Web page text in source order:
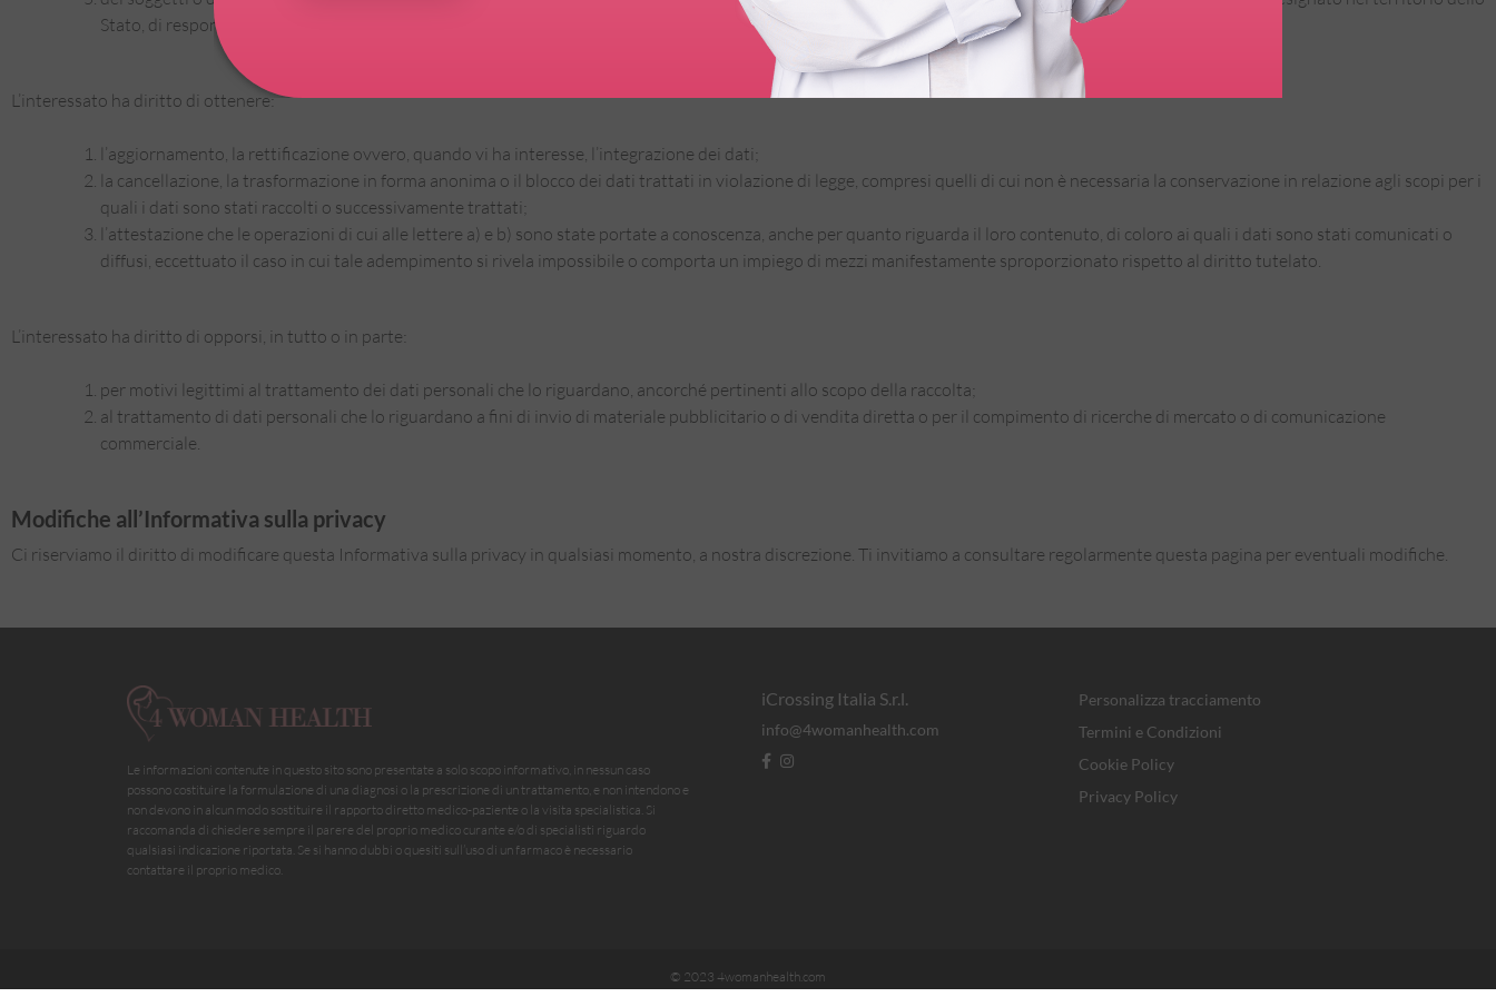
Stato, di responsabili o incaricati.
L’interessato ha diritto di ottenere:
l’aggiornamento, la rettificazione ovvero, quando vi ha interesse, l’integrazione dei dati;
la cancellazione, la trasformazione in forma anonima o il blocco dei dati trattati in violazione di legge, compresi quelli di cui non è necessaria la conservazione in relazione agli scopi per i
quali i dati sono stati raccolti o successivamente trattati;
l’attestazione che le operazioni di cui alle lettere a) e b) sono state portate a conoscenza, anche per quanto riguarda il loro contenuto, di coloro ai quali i dati sono stati comunicati o
diffusi, eccettuato il caso in cui tale adempimento si rivela impossibile o comporta un impiego di mezzi manifestamente sproporzionato rispetto al diritto tutelato.
L’interessato ha diritto di opporsi, in tutto o in parte:
per motivi legittimi al trattamento dei dati personali che lo riguardano, ancorché pertinenti allo scopo della raccolta;
al trattamento di dati personali che lo riguardano a fini di invio di materiale pubblicitario o di vendita diretta o per il compimento di ricerche di mercato o di comunicazione
commerciale.
Modifiche all’Informativa sulla privacy
Ci riserviamo il diritto di modificare questa Informativa sulla privacy in qualsiasi momento, a nostra discrezione. Ti invitiamo a consultare regolarmente questa pagina per eventuali modifiche.
Le informazioni contenute in questo sito sono presentate a solo scopo informativo, in nessun caso
possono costituire la formulazione di una diagnosi o la prescrizione di un trattamento, e non intendono e
non devono in alcun modo sostituire il rapporto diretto medico-paziente o la visita specialistica. Si
raccomanda di chiedere sempre il parere del proprio medico curante e/o di specialisti riguardo
qualsiasi indicazione riportata. Se si hanno dubbi o quesiti sull’uso di un farmaco è necessario
contattare il proprio medico.
iCrossing Italia S.r.l.
info@4womanhealth.com
Personalizza tracciamento
Termini e Condizioni
Cookie Policy
Privacy Policy
© 2023 4womanhealth.com